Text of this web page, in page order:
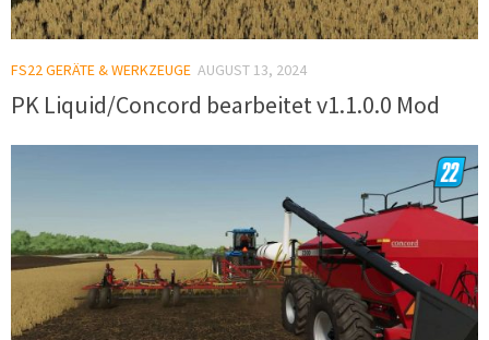
FS22 GERÄTE & WERKZEUGE AUGUST 13, 2024
PK Liquid/Concord bearbeitet v1.1.0.0 Mod